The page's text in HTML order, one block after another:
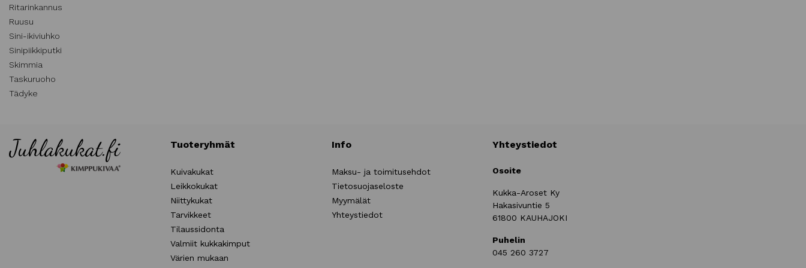
Ritarinkannus
Ruusu
Sini-ikiviuhko
Sinipiikkiputki
Skimmia
Taskuruoho
Tädyke
Tuoteryhmät
Kuivakukat
Leikkokukat
Niittykukat
Tarvikkeet
Tilaussidonta
Valmiit kukkakimput
Värien mukaan
Info
Maksu- ja toimitusehdot
Tietosuojaseloste
Myymälät
Yhteystiedot
Yhteystiedot
Osoite
Kukka-Aroset Ky
Hakasivuntie 5
61800 KAUHAJOKI
Puhelin
045 260 3727